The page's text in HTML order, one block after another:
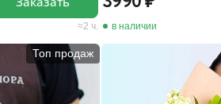
2 ч. в наличии
Топ продаж